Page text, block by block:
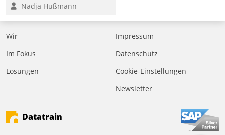
digitalen Cockpit, das
situationsbezogen
passende Fragen und
Eine intuitive
Dialogführung ermöglicht
effizienter zu bearbeiten.
Nadja Hußmann
Wir
Im Fokus
Lösungen
Impressum
Datenschutz
Cookie-Einstellungen
Newsletter
Datatrain